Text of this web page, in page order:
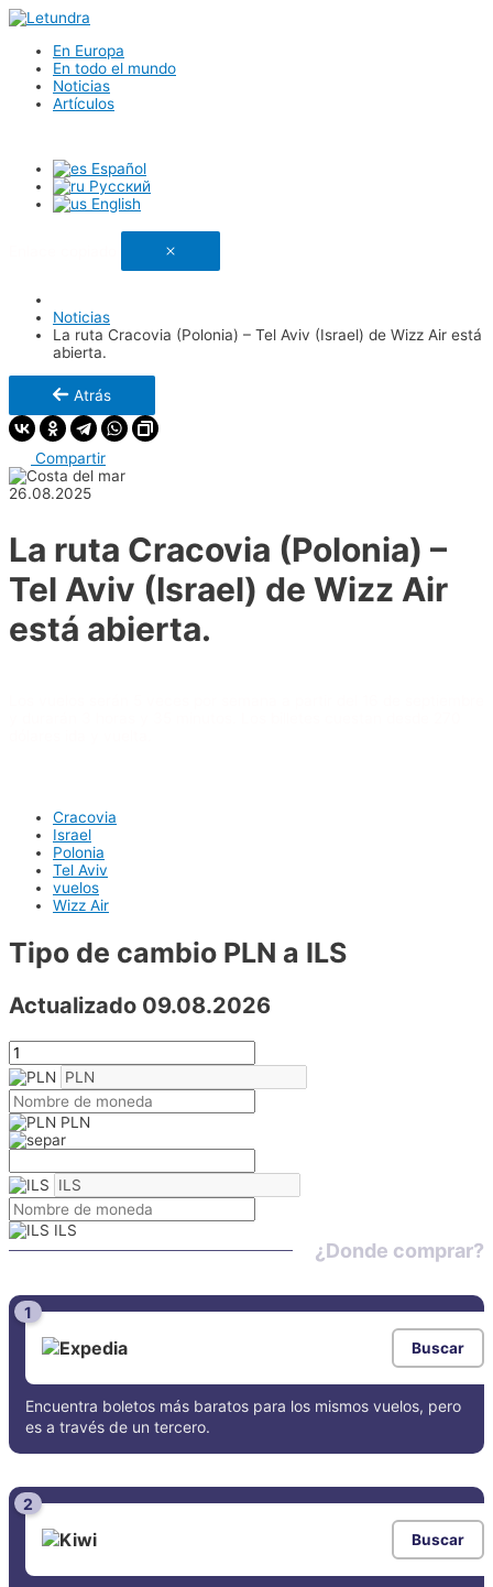
En Europa
En todo el mundo
Noticias
Artículos
Español
Русский
English
Noticias
La ruta Cracovia (Polonia) – Tel Aviv (Israel) de Wizz Air está
abierta.
Atrás
Compartir
26.08.2025
La ruta Cracovia (Polonia) –
Tel Aviv (Israel) de Wizz Air
está abierta.
Cracovia
Israel
Polonia
Tel Aviv
vuelos
Wizz Air
Tipo de cambio PLN a ILS
Actualizado 09.08.2026
PLN
ILS
¿Donde comprar?
1
Buscar
Encuentra boletos más baratos para los mismos vuelos, pero
es a través de un tercero.
2
Buscar